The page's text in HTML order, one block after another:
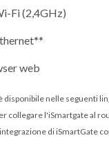
Fi (2,4GHz)
web
nelle seguenti
collegare l'iSmartgate al
di iSmartGate